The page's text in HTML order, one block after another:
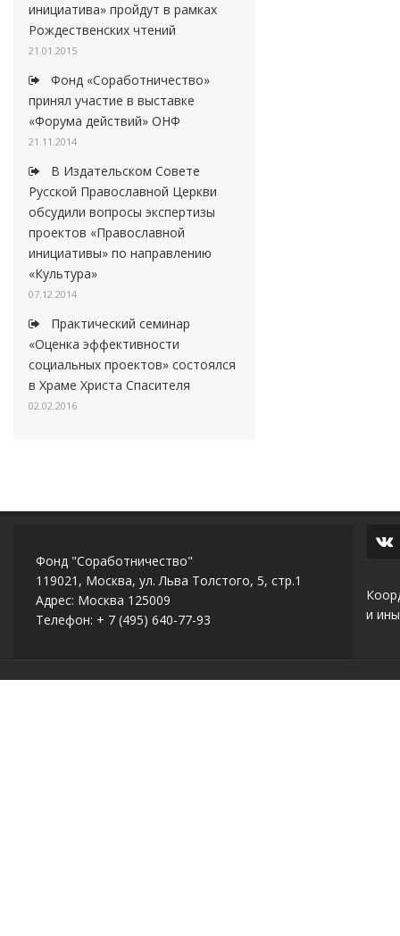
инициатива» пройдут в рамках
Рождественских чтений
21.01.2015
Фонд «Соработничество»
принял участие в выставке
«Форума действий» ОНФ
21.11.2014
В Издательском Совете
Русской Православной Церкви
обсудили вопросы экспертизы
проектов «Православной
инициативы» по направлению
«Культура»
07.12.2014
Практический семинар
«Оценка эффективности
социальных проектов» состоялся
в Храме Христа Спасителя
02.02.2016
Фонд "Соработничество"
119021, Москва, ул. Льва Толстого, 5, стр.1
Адрес: Москва 125009
Телефон: + 7 (495) 640-77-93
и